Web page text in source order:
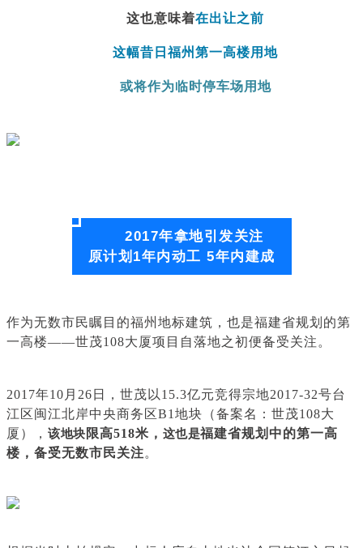
这也意味着在出让之前
这幅昔日福州第一高楼用地
或将作为临时停车场用地
2017年拿地引发关注
原计划1年内动工 5年内建成
作为无数市民瞩目的福州地标建筑，也是福建省规划的第
一高楼——世茂108大厦项目自落地之初便备受关注。
2017年10月26日，世茂以15.3亿元竞得宗地2017-32号台
江区闽江北岸中央商务区B1地块（备案名：世茂108大
厦）， 该地块限高518米， 这也是福建省规划中的第一高
楼，备受无数市民关注。